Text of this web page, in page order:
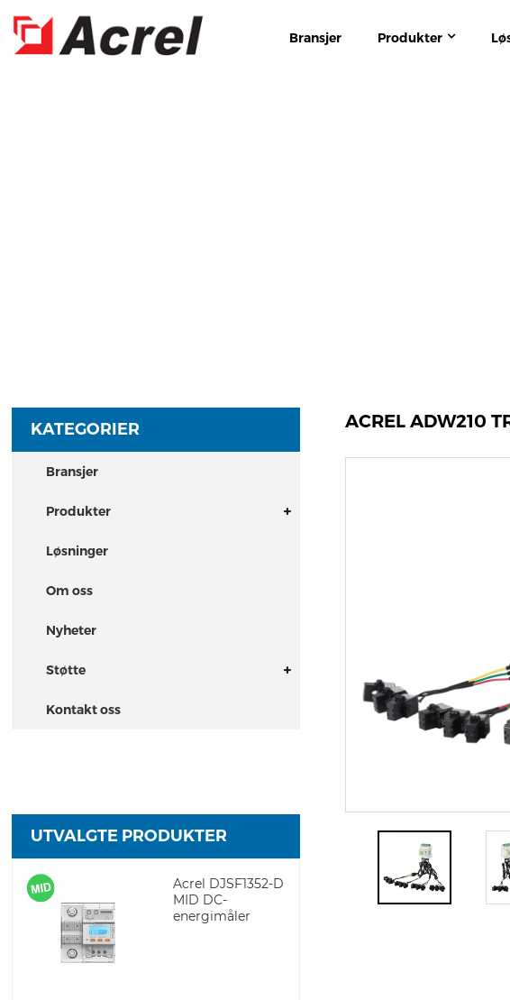
Bransjer Produkter
KATEGORIER
Bransjer
Produkter
Løsninger
Om oss
Nyheter
Støtte
Kontakt oss
UTVALGTE PRODUKTER
Acrel DJSF1352-D
MID DC-
energimåler
ACREL ADW210